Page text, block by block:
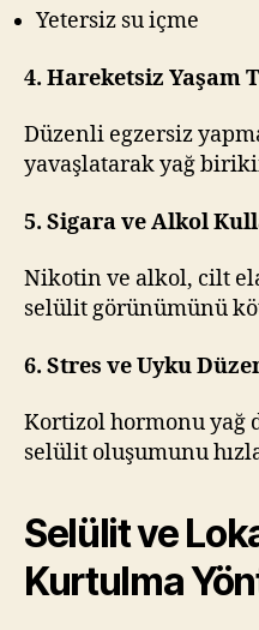
Yetersiz su içme
4. Hareketsiz Yaşam
Düzenli egzersiz
yavaşlatarak yağ
5. Sigara ve Alkol
Nikotin ve alkol, cilt
selülit görünümünü
6. Stres ve Uyku
Kortizol hormonu yağ
selülit oluşumunu
Selülit ve
Kurtulma